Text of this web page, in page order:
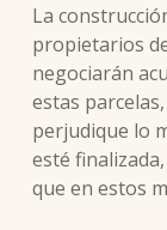
La
propietarios
negociarán
estas
perjudique lo
esté
que en estos